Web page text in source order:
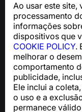
Ao usar este
processamento
informações
dispositivos que
COOKIE POLICY.
melhorar o
comportamento
publicidade,
Ele inclui a
o uso e a
permanece
Para dúvidas
Central de Ajuda
Notícias e Artigos
Sobre o projeto
Contatos